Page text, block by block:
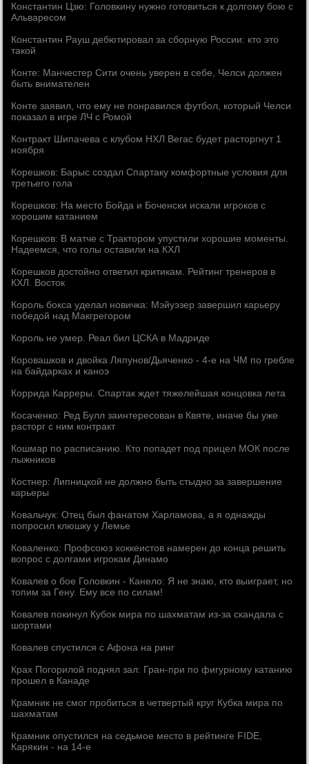
Константин Цзю: Головкину нужно готовиться к долгому бою с
Альваресом
Константин Рауш дебютировал за сборную России: кто это
такой
Конте: Манчестер Сити очень уверен в себе, Челси должен
быть внимателен
Конте заявил, что ему не понравился футбол, который Челси
показал в игре ЛЧ с Ромой
Контракт Шипачева с клубом НХЛ Вегас будет расторгнут 1
ноября
Корешков: Барыс создал Спартаку комфортные условия для
третьего гола
Корешков: На место Бойда и Боченски искали игроков с
хорошим катанием
Корешков: В матче с Трактором упустили хорошие моменты.
Надеемся, что голы оставили на КХЛ
Корешков достойно ответил критикам. Рейтинг тренеров в
КХЛ. Восток
Король бокса уделал новичка: Мэйуэзер завершил карьеру
победой над Макгрегором
Король не умер. Реал бил ЦСКА в Мадриде
Коровашков и двойка Ляпунов/Дьяченко - 4-е на ЧМ по гребле
на байдарках и каноэ
Коррида Карреры. Спартак ждет тяжелейшая концовка лета
Косаченко: Ред Булл заинтересован в Квяте, иначе бы уже
расторг с ним контракт
Кошмар по расписанию. Кто попадет под прицел МОК после
лыжников
Костнер: Липницкой не должно быть стыдно за завершение
карьеры
Ковальчук: Отец был фанатом Харламова, а я однажды
попросил клюшку у Лемье
Коваленко: Профсоюз хоккеистов намерен до конца решить
вопрос с долгами игрокам Динамо
Ковалев о бое Головкин - Канело: Я не знаю, кто выиграет, но
топим за Гену. Ему все по силам!
Ковалев покинул Кубок мира по шахматам из-за скандала с
шортами
Ковалев спустился с Афона на ринг
Крах Погорилой поднял зал: Гран-при по фигурному катанию
прошел в Канаде
Крамник не смог пробиться в четвертый круг Кубка мира по
шахматам
Крамник опустился на седьмое место в рейтинге FIDE,
Карякин - на 14-е